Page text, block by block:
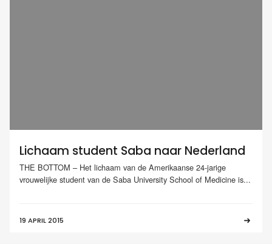
Lichaam student Saba naar Nederland
THE BOTTOM – Het lichaam van de Amerikaanse 24-jarige
vrouwelijke student van de Saba University School of Medicine is...
19 APRIL 2015